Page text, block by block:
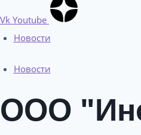
Vk Youtube
Новости
Новости
ООО